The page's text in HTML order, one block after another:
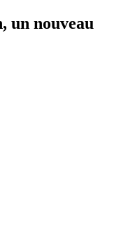
un nouveau